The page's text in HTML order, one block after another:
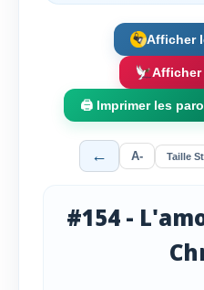
Afficher
🖨️ Imprimer les
← A- Taille
#154 -